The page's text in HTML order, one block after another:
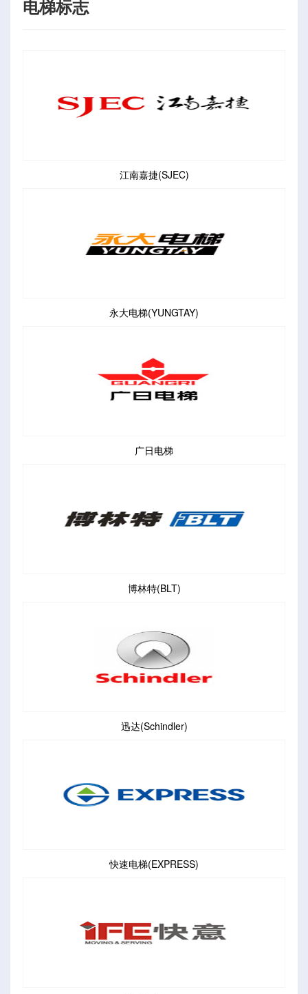
电梯标志
江南嘉捷(SJEC)
永大电梯(YUNGTAY)
广日电梯
博林特(BLT)
迅达(Schindler)
快速电梯(EXPRESS)